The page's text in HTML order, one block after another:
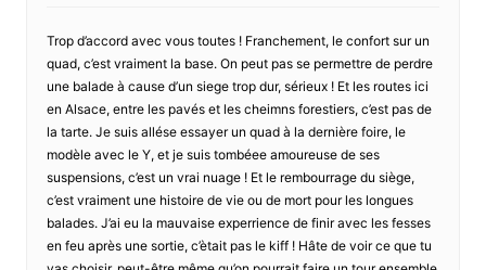
Trop d’accord avec vous toutes ! Franchement, le confort sur un
quad, c’est vraiment la base. On peut pas se permettre de perdre
une balade à cause d’un siege trop dur, sérieux ! Et les routes ici
en Alsace, entre les pavés et les cheimns forestiers, c’est pas de
la tarte. Je suis allése essayer un quad à la dernière foire, le
modèle avec le Y, et je suis tombéee amoureuse de ses
suspensions, c’est un vrai nuage ! Et le rembourrage du siège,
c’est vraiment une histoire de vie ou de mort pour les longues
balades. J’ai eu la mauvaise experrience de finir avec les fesses
en feu après une sortie, c’ètait pas le kiff ! Hâte de voir ce que tu